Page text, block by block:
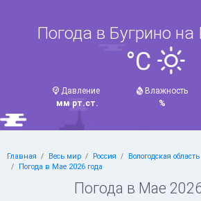
Погода в Бугрино
°C
Давление
мм рт.ст.
Влажность
%
Главная Весь мир Россия Вологодская область
Погода в Мае 2026 года
Погода в Мае